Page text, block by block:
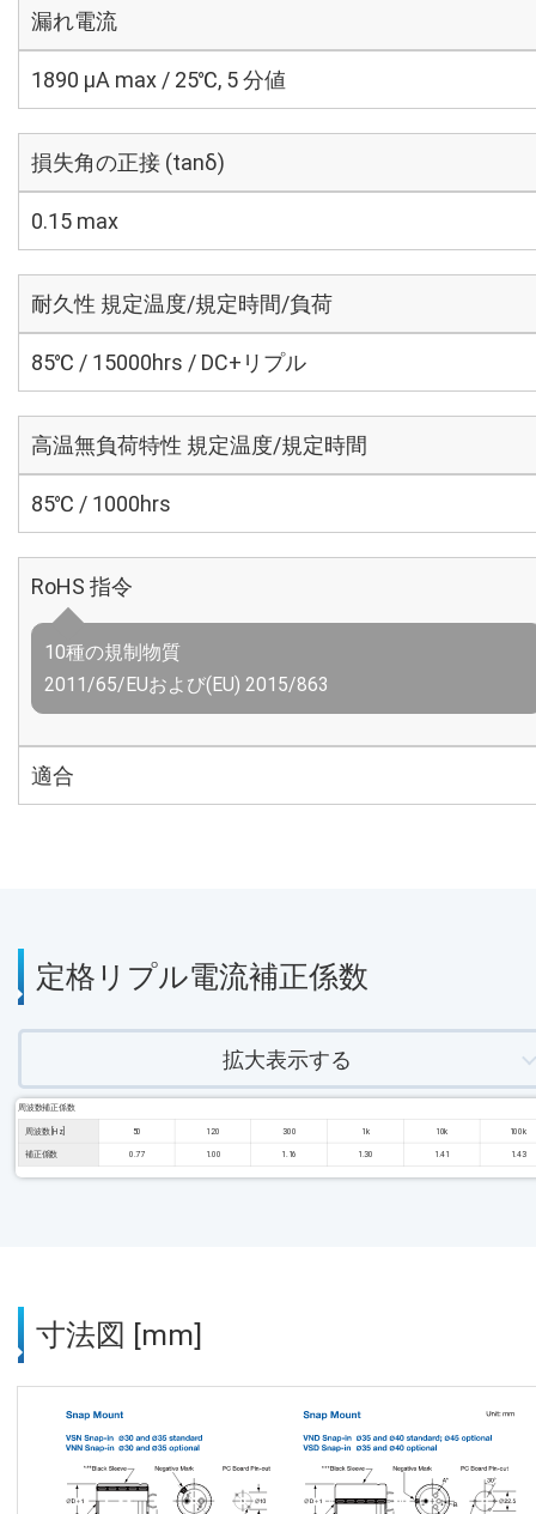
漏れ電流
1890 μA max / 25℃, 5 分値
損失角の正接 (tanδ)
0.15 max
耐久性 規定温度/規定時間/負荷
85℃ / 15000hrs / DC+リプル
高温無負荷特性 規定温度/規定時間
85℃ / 1000hrs
RoHS 指令
10種の規制物質
2011/65/EUおよび(EU) 2015/863
適合
定格リプル電流補正係数
拡大表示する
周波数補正係数
周波数 [Hz] 50 120 300 1k 10k 100k
補正係数 0.77 1.00 1.16 1.30 1.41 1.43
寸法図 [mm]